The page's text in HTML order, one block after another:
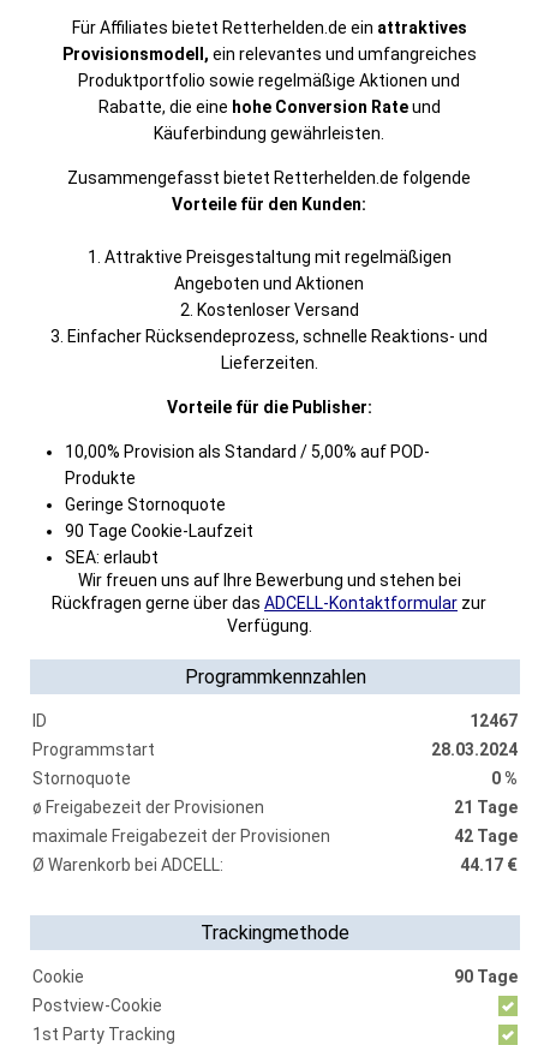
Für Affiliates bietet Retterhelden.de ein attraktives
Provisionsmodell, ein relevantes und umfangreiches
Produktportfolio sowie regelmäßige Aktionen und
Rabatte, die eine hohe Conversion Rateund
Käuferbindung gewährleisten.
Zusammengefasst bietet Retterhelden.de folgende
Vorteile für den Kunden:
1. Attraktive Preisgestaltung mit regelmäßigen
Angeboten und Aktionen
2. Kostenloser Versand
3. Einfacher Rücksendeprozess, schnelle Reaktions- und
Lieferzeiten.
Vorteile für die Publisher:
10,00% Provision als Standard / 5,00% auf POD-
Produkte
Geringe Stornoquote
90 Tage Cookie-Laufzeit
SEA: erlaubt
Wir freuen uns auf Ihre Bewerbung und stehen bei
Rückfragen gerne über das ADCELL-Kontaktformular zur
Verfügung.
Programmkennzahlen
ID
12467
Programmstart
28.03.2024
Stornoquote
0 %
ø Freigabezeit der Provisionen
21 Tage
maximale Freigabezeit der Provisionen
42 Tage
Ø Warenkorb bei ADCELL:
44.17 €
Trackingmethode
Cookie
90 Tage
Postview-Cookie
1st Party Tracking